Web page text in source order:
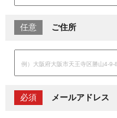
任意 ご住所
必須 メールアドレス